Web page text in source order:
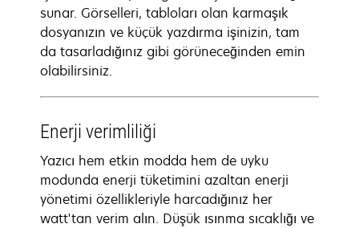
sunar. Görselleri, tabloları olan karmaşık
dosyanızın ve küçük yazdırma işinizin, tam
da tasarladığınız gibi görüneceğinden emin
olabilirsiniz.
Enerji verimliliği
Yazıcı hem etkin modda hem de uyku
modunda enerji tüketimini azaltan enerji
yönetimi özellikleriyle harcadığınız her
watt'tan verim alın. Düşük ısınma sıcaklığı ve